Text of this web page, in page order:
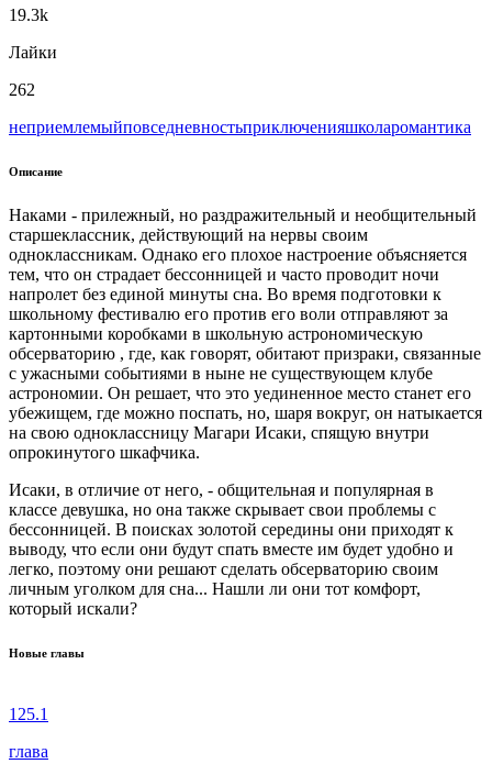
19.3k
Лайки
262
неприемлемыйповседневностьприключенияшколаромантика
Описание
Наками - прилежный, но раздражительный и необщительный
старшеклассник, действующий на нервы своим
одноклассникам. Однако его плохое настроение объясняется
тем, что он страдает бессонницей и часто проводит ночи
напролет без единой минуты сна. Во время подготовки к
школьному фестивалю его против его воли отправляют за
картонными коробками в школьную астрономическую
обсерваторию , где, как говорят, обитают призраки, связанные
с ужасными событиями в ныне не существующем клубе
астрономии. Он решает, что это уединенное место станет его
убежищем, где можно поспать, но, шаря вокруг, он натыкается
на свою одноклассницу Магари Исаки, спящую внутри
опрокинутого шкафчика.
Исаки, в отличие от него, - общительная и популярная в
классе девушка, но она также скрывает свои проблемы с
бессонницей. В поисках золотой середины они приходят к
выводу, что если они будут спать вместе им будет удобно и
легко, поэтому они решают сделать обсерваторию своим
личным уголком для сна... Нашли ли они тот комфорт,
который искали?
Новые главы
125.1
глава